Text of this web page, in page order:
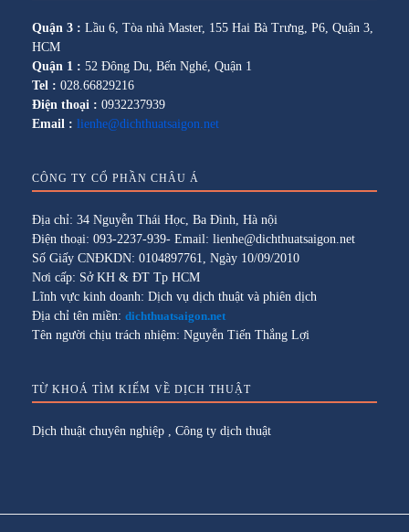
Quận 3 : Lầu 6, Tòa nhà Master, 155 Hai Bà Trưng, P6, Quận 3,
HCM
Quận 1 : 52 Đông Du, Bến Nghé, Quận 1
Tel : 028.66829216
Điện thoại : 0932237939
Email : lienhe@dichthuatsaigon.net
CÔNG TY CỔ PHẦN CHÂU Á
Địa chỉ: 34 Nguyễn Thái Học, Ba Đình, Hà nội
Điện thoại: 093-2237-939- Email: lienhe@dichthuatsaigon.net
Số Giấy CNĐKDN: 0104897761, Ngày 10/09/2010
Nơi cấp: Sở KH & ĐT Tp HCM
Lĩnh vực kinh doanh: Dịch vụ dịch thuật và phiên dịch
Địa chỉ tên miền: dichthuatsaigon.net
Tên người chịu trách nhiệm: Nguyễn Tiến Thắng Lợi
TỪ KHOÁ TÌM KIẾM VỀ DỊCH THUẬT
Dịch thuật chuyên nghiệp , Công ty dịch thuật